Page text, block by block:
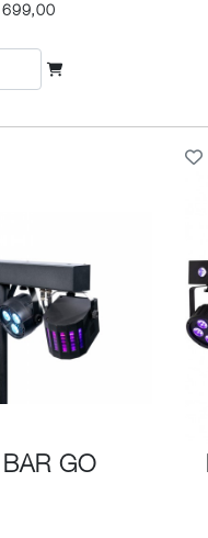
699,00
BAR GO